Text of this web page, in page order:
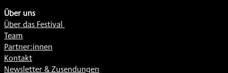
Über uns
Über das Festival
Team
Partner:innen
Kontakt
Newsletter & Zusendungen